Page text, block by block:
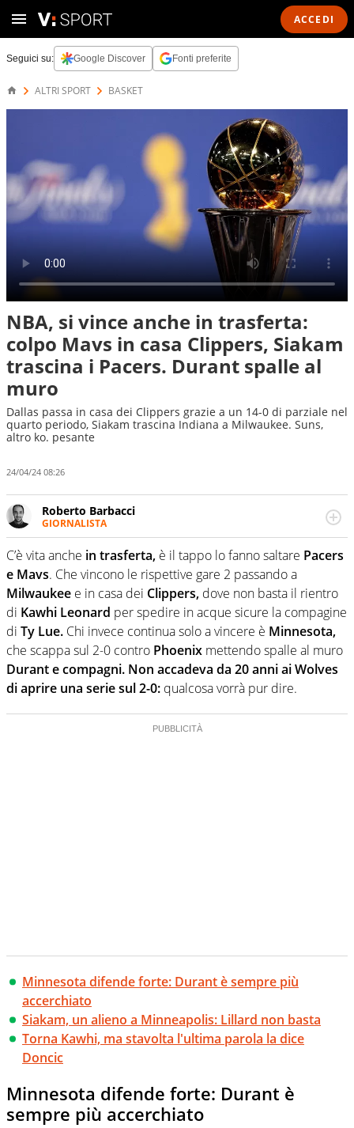
ACCEDI
Seguici su: Google Discover Fonti preferite
ALTRI SPORT BASKET
NBA, si vince anche in trasferta:
colpo Mavs in casa Clippers, Siakam
trascina i Pacers. Durant spalle al
muro
Dallas passa in casa dei Clippers grazie a un 14-0 di parziale nel
quarto periodo, Siakam trascina Indiana a Milwaukee. Suns,
altro ko. pesante
24/04/24 08:26
Roberto Barbacci
GIORNALISTA
Giornalista (pubblicista) sportivo a tutto campo, è il
tuttologo di Virgilio Sport. Provate a chiedergli di boxe, di
scherma, di volley o di curling: ve ne farà innamorare
C’è vita anche in trasferta, è il tappo lo fanno saltare Pacers
e Mavs. Che vincono le rispettive gare 2 passando a
Milwaukee e in casa dei Clippers, dove non basta il rientro
di Kawhi Leonard per spedire in acque sicure la compagine
di Ty Lue. Chi invece continua solo a vincere è Minnesota,
che scappa sul 2-0 contro Phoenix mettendo spalle al muro
Durantecompagni. Non accadeva da 20 anni ai Wolves
di aprire una serie sul 2-0: qualcosa vorrà pur dire.
Minnesota difende forte: Durant è sempre più
accerchiato
Siakam, un alieno a Minneapolis: Lillard non basta
Torna Kawhi, ma stavolta l'ultima parola la dice
Doncic
Minnesota difende forte: Durant è
sempre più accerchiato